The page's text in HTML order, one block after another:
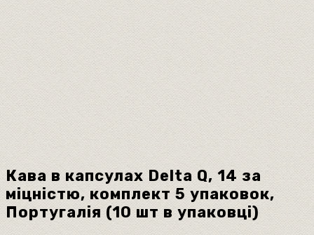
Кава в капсулах Delta Q, 14 за
міцністю, комплект 5 упаковок,
Португалія (10 шт в упаковці)